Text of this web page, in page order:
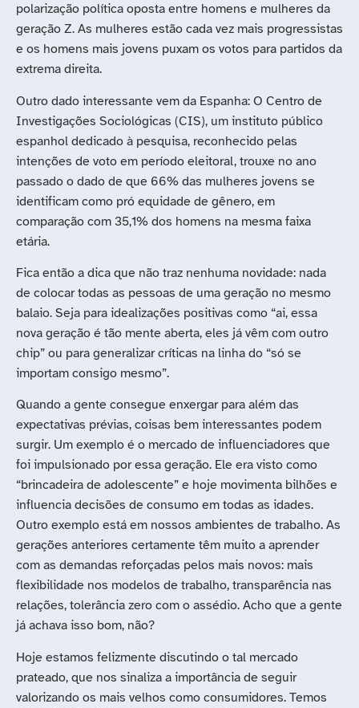
polarização política oposta entre homens e mulheres da
geração Z. As mulheres estão cada vez mais progressistas
e os homens mais jovens puxam os votos para partidos da
extrema direita.
Outro dado interessante vem da Espanha: O Centro de
Investigações Sociológicas (CIS), um instituto público
espanhol dedicado à pesquisa, reconhecido pelas
intenções de voto em período eleitoral, trouxe no ano
passado o dado de que 66% das mulheres jovens se
identificam como pró equidade de gênero, em
comparação com 35,1% dos homens na mesma faixa
etária.
Fica então a dica que não traz nenhuma novidade: nada
de colocar todas as pessoas de uma geração no mesmo
balaio. Seja para idealizações positivas como “ai, essa
nova geração é tão mente aberta, eles já vêm com outro
chip” ou para generalizar críticas na linha do “só se
importam consigo mesmo”.
Quando a gente consegue enxergar para além das
expectativas prévias, coisas bem interessantes podem
surgir. Um exemplo é o mercado de influenciadores que
foi impulsionado por essa geração. Ele era visto como
“brincadeira de adolescente” e hoje movimenta bilhões e
influencia decisões de consumo em todas as idades.
Outro exemplo está em nossos ambientes de trabalho. As
gerações anteriores certamente têm muito a aprender
com as demandas reforçadas pelos mais novos: mais
flexibilidade nos modelos de trabalho, transparência nas
relações, tolerância zero com o assédio. Acho que a gente
já achava isso bom, não?
Hoje estamos felizmente discutindo o tal mercado
prateado, que nos sinaliza a importância de seguir
valorizando os mais velhos como consumidores. Temos